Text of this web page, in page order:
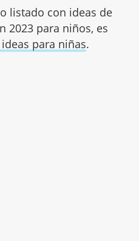
listado con ideas de
2023 para niños, es
para niñas.